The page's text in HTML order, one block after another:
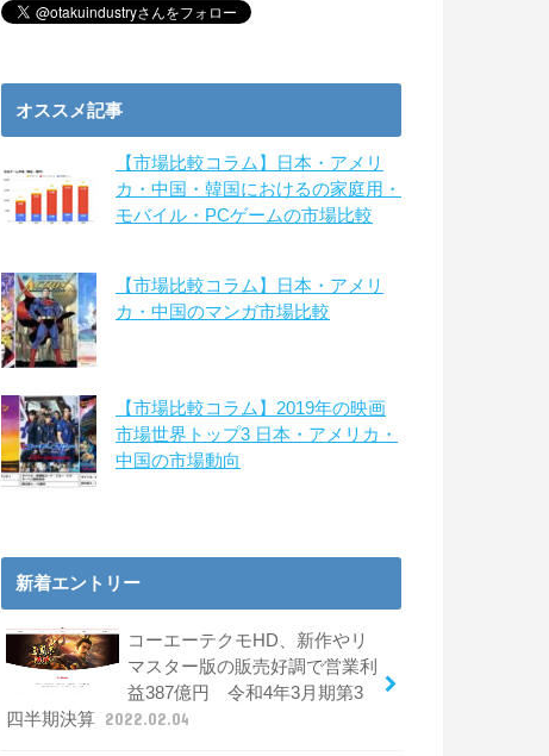
オススメ記事
【市場比較コラム】日本・アメリ
カ・中国・韓国におけるの家庭用・
モバイル・PCゲームの市場比較
【市場比較コラム】日本・アメリ
カ・中国のマンガ市場比較
【市場比較コラム】2019年の映画
市場世界トップ3 日本・アメリカ・
中国の市場動向
新着エントリー
コーエーテクモHD、新作やリ
マスター版の販売好調で営業利
益387億円 令和4年3月期第3
四半期決算 2022.02.04